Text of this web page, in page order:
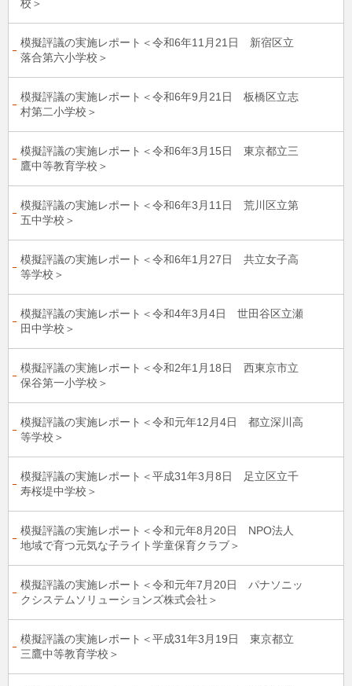
校＞
模擬評議の実施レポート＜令和6年11月21日 新宿区立
落合第六小学校＞
模擬評議の実施レポート＜令和6年9月21日 板橋区立志
村第二小学校＞
模擬評議の実施レポート＜令和6年3月15日 東京都立三
鷹中等教育学校＞
模擬評議の実施レポート＜令和6年3月11日 荒川区立第
五中学校＞
模擬評議の実施レポート＜令和6年1月27日 共立女子高
等学校＞
模擬評議の実施レポート＜令和4年3月4日 世田谷区立瀬
田中学校＞
模擬評議の実施レポート＜令和2年1月18日 西東京市立
保谷第一小学校＞
模擬評議の実施レポート＜令和元年12月4日 都立深川高
等学校＞
模擬評議の実施レポート＜平成31年3月8日 足立区立千
寿桜堤中学校＞
模擬評議の実施レポート＜令和元年8月20日 NPO法人
地域で育つ元気な子ライト学童保育クラブ＞
模擬評議の実施レポート＜令和元年7月20日 パナソニッ
クシステムソリューションズ株式会社＞
模擬評議の実施レポート＜平成31年3月19日 東京都立
三鷹中等教育学校＞